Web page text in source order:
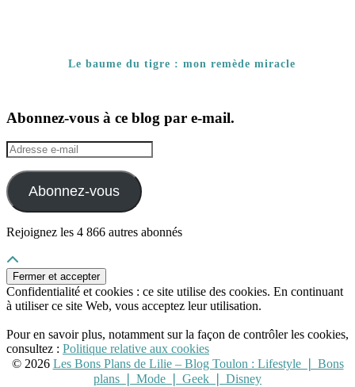
Le baume du tigre : mon remède miracle
Abonnez-vous à ce blog par e-mail.
Adresse
e-
mail
Abonnez-vous
Rejoignez les 4 866 autres abonnés
Confidentialité et cookies : ce site utilise des cookies. En continuant
à utiliser ce site Web, vous acceptez leur utilisation.
Pour en savoir plus, notamment sur la façon de contrôler les cookies,
consultez : Politique relative aux cookies
© 2026 Les Bons Plans de Lilie – Blog Toulon : Lifestyle ❘ Bons
plans ❘ Mode ❘ Geek ❘ Disney